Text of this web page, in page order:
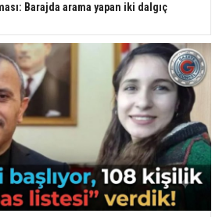
Barajda arama yapan iki dalgıç